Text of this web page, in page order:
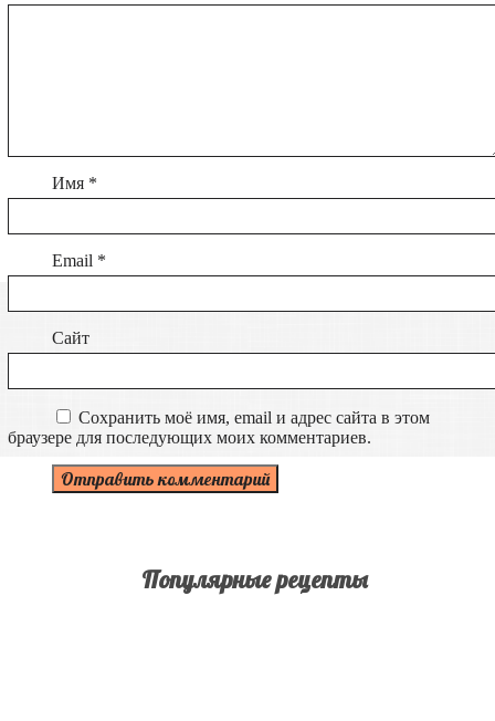
Имя *
Email *
Сайт
Сохранить моё имя, email и адрес сайта в этом
браузере для последующих моих комментариев.
Популярные рецепты